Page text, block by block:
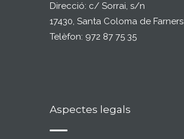
Direcció: c/ Sorrai, s/n
17430, Santa Coloma de Farners
Telèfon: 972 87 75 35
Aspectes legals